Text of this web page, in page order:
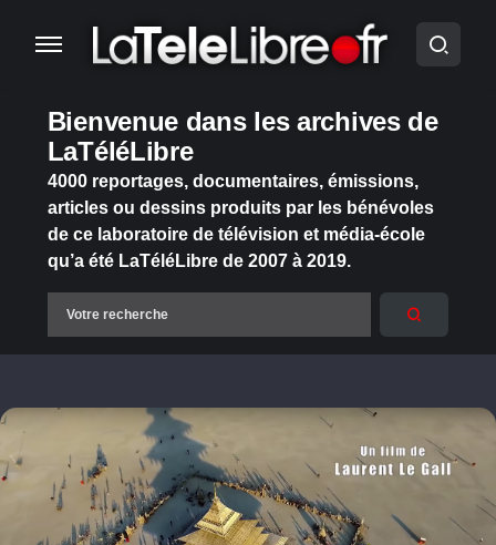
Bienvenue dans les archives de
LaTéléLibre
4000 reportages, documentaires, émissions,
articles ou dessins produits par les bénévoles
de ce laboratoire de télévision et média-école
qu’a été LaTéléLibre de 2007 à 2019.